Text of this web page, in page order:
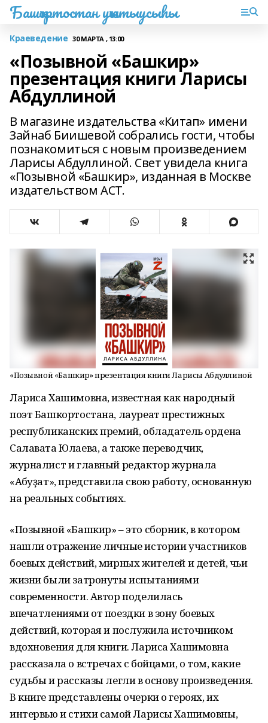
Башҡортостан уҡытыусыһы
Краеведение 30 МАРТА , 13:00
«Позывной «Башкир»
презентация книги Ларисы
Абдуллиной
В магазине издательства «Китап» имени
Зайнаб Биишевой собрались гости, чтобы
познакомиться с новым произведением
Ларисы Абдуллиной. Свет увидела книга
«Позывной «Башкир», изданная в Москве
издательством АСТ.
«Позывной «Башкир» презентация книги Ларисы Абдуллиной
Лариса Хашимовна, известная как народный
поэт Башкортостана, лауреат престижных
республиканских премий, обладатель ордена
Салавата Юлаева, а также переводчик,
журналист и главный редактор журнала
«Аҡбуҙат», представила свою работу, основанную
на реальных событиях.
«Позывной «Башкир» – это сборник, в котором
нашли отражение личные истории участников
боевых действий, мирных жителей и детей, чьи
жизни были затронуты испытаниями
современности. Автор поделилась
впечатлениями от поездки в зону боевых
действий, которая и послужила источником
вдохновения для книги. Лариса Хашимовна
рассказала о встречах с бойцами, о том, какие
судьбы и рассказы легли в основу произведения.
В книге представлены очерки о героях, их
интервью и стихи самой Ларисы Хашимовны,